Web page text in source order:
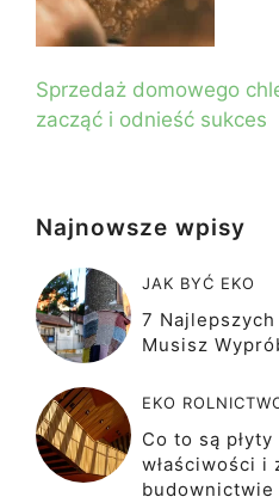
Sprzedaż domowego
zacząć i odnieść sukces
Najnowsze wpisy
JAK BYĆ EKO
7 Najlepszych
Musisz
EKO
Co to są
właściwości i
budownictwie